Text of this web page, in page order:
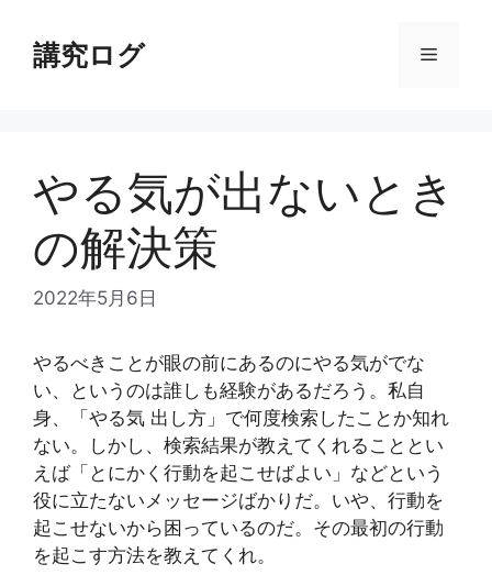
講究ログ メ
ュ
やる気が出ないとき
の解決策
2022年5月6日
やるべきことが眼の前にあるのにやる気がでな
い、というのは誰しも経験があるだろう。私自
身、「やる気 出し方」で何度検索したことか知れ
ない。しかし、検索結果が教えてくれることとい
えば「とにかく行動を起こせばよい」などという
役に立たないメッセージばかりだ。いや、行動を
起こせないから困っているのだ。その最初の行動
を起こす方法を教えてくれ。